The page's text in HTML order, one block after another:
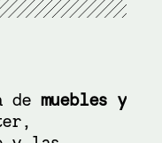
de muebles y